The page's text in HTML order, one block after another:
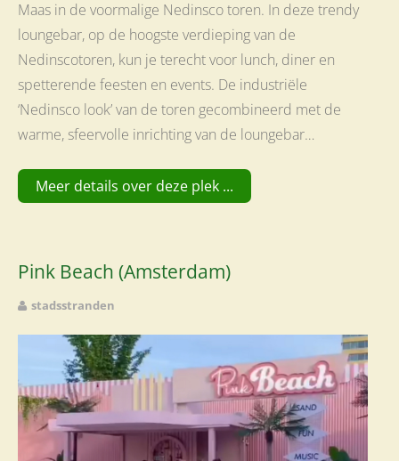
Maas in de voormalige Nedinsco toren. In deze trendy
loungebar, op de hoogste verdieping van de
Nedinscotoren, kun je terecht voor lunch, diner en
spetterende feesten en events. De industriële
‘Nedinsco look’ van de toren gecombineerd met de
warme, sfeervolle inrichting van de loungebar…
Meer details over deze plek ...
Pink Beach (Amsterdam)
stadsstranden